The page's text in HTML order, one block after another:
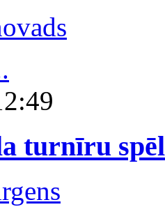
turnīru